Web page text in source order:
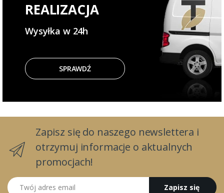
REALIZACJA
Wysyłka w 24h
SPRAWDŹ
Zapisz się do naszego newslettera i
otrzymuj informacje o aktualnych
promocjach!
Twój adres email
Zapisz się